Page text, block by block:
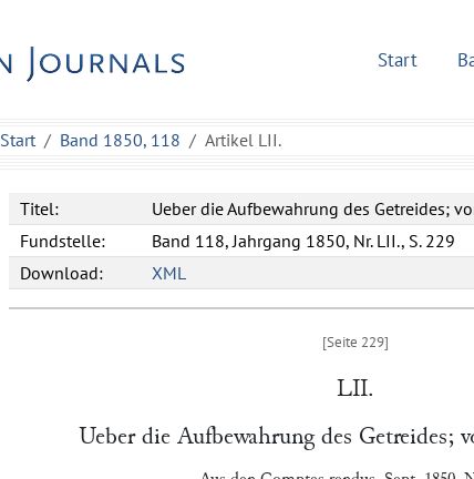
Start
Start Band 1850, 118 Artikel LII.
Titel:
Ueber die Aufbewahrung des Getreides;
Fundstelle:
Band 118, Jahrgang 1850, Nr. LII., S. 229
Download:
XML
LII.
Ueber die Aufbewahrung des Getreides;